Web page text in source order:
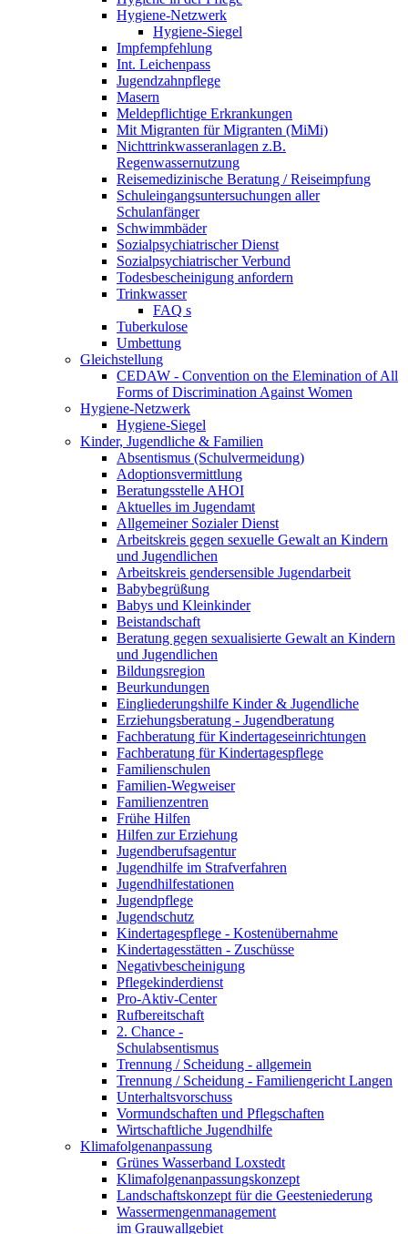
Hygiene-Netzwerk
Hygiene-Siegel
Impfempfehlung
Int. Leichenpass
Jugendzahnpflege
Masern
Meldepflichtige Erkrankungen
Mit Migranten für Migranten (MiMi)
Nichttrinkwasseranlagen z.B.
Regenwassernutzung
Reisemedizinische Beratung / Reiseimpfung
Schuleingangsuntersuchungen aller
Schulanfänger
Schwimmbäder
Sozialpsychiatrischer Dienst
Sozialpsychiatrischer Verbund
Todesbescheinigung anfordern
Trinkwasser
FAQ s
Tuberkulose
Umbettung
Gleichstellung
CEDAW - Convention on the Elemination of All
Forms of Discrimination Against Women
Hygiene-Netzwerk
Hygiene-Siegel
Kinder, Jugendliche & Familien
Absentismus (Schulvermeidung)
Adoptionsvermittlung
Beratungsstelle AHOI
Aktuelles im Jugendamt
Allgemeiner Sozialer Dienst
Arbeitskreis gegen sexuelle Gewalt an Kindern
und Jugendlichen
Arbeitskreis gendersensible Jugendarbeit
Babybegrüßung
Babys und Kleinkinder
Beistandschaft
Beratung gegen sexualisierte Gewalt an Kindern
und Jugendlichen
Bildungsregion
Beurkundungen
Eingliederungshilfe Kinder & Jugendliche
Erziehungsberatung - Jugendberatung
Fachberatung für Kindertageseinrichtungen
Fachberatung für Kindertagespflege
Familienschulen
Familien-Wegweiser
Familienzentren
Frühe Hilfen
Hilfen zur Erziehung
Jugendberufsagentur
Jugendhilfe im Strafverfahren
Jugendhilfestationen
Jugendpflege
Jugendschutz
Kindertagespflege - Kostenübernahme
Kindertagesstätten - Zuschüsse
Negativbescheinigung
Pflegekinderdienst
Pro-Aktiv-Center
Rufbereitschaft
2. Chance -
Schulabsentismus
Trennung / Scheidung - allgemein
Trennung / Scheidung - Familiengericht Langen
Unterhaltsvorschuss
Vormundschaften und Pflegschaften
Wirtschaftliche Jugendhilfe
Klimafolgenanpassung
Grünes Wasserband Loxstedt
Klimafolgenanpassungskonzept
Landschaftskonzept für die Geesteniederung
Wassermengenmanagement
im Grauwallgebiet